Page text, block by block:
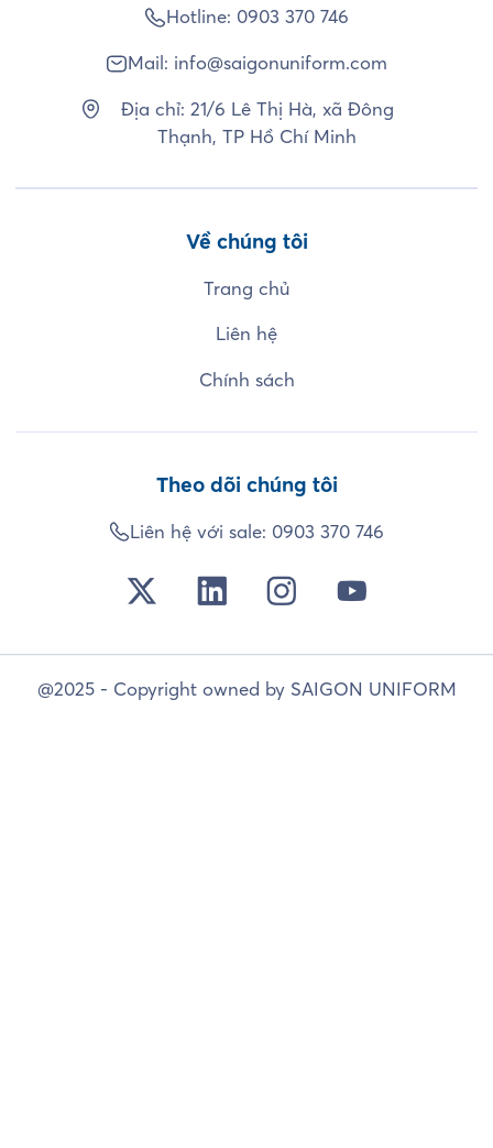
Hotline: 0903 370 746
Mail: info@saigonuniform.com
Địa chỉ: 21/6 Lê Thị Hà, xã Đông
Thạnh, TP Hồ Chí Minh
Về chúng tôi
Trang chủ
Liên hệ
Chính sách
Theo dõi chúng tôi
Liên hệ với sale: 0903 370 746
@2025 - Copyright owned by SAIGON UNIFORM